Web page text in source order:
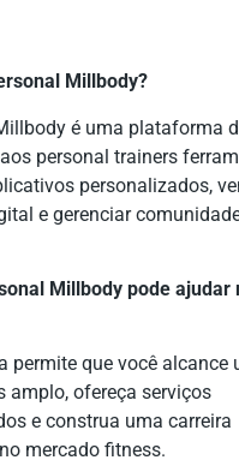
Millbody?
é uma plataforma
personal trainers
personalizados,
e gerenciar
Millbody pode ajudar
permite que você alcance
amplo, ofereça serviços
e construa uma carreira
mercado fitness.